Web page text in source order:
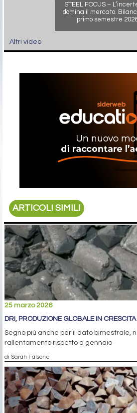
STEEL FOCUS –
domina il mercato.
primo semestre
Altri video
ARTICOLI SIMILI
25 marzo 2026
DRI, PRODUZIONE GLOBALE IN
Segno più anche per il dato bimestrale,
rallentamento rispetto a gennaio
di Sarah Falsone